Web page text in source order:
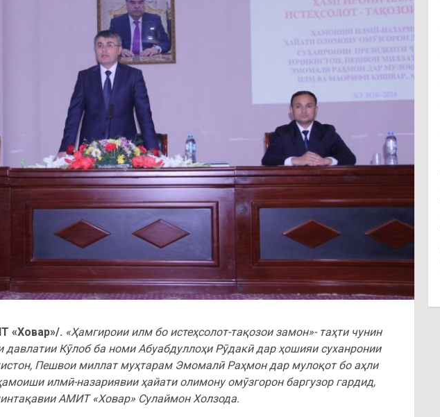
«Ховар»/. «Ҳамгироии илм бо истеҳсолот-тақозои замон»- таҳти чунин
Кӯлоб ба номи Абуабдуллоҳи Рӯдакӣ дар ҳошияи суханронии
Пешвои миллат муҳтарам Эмомалӣ Раҳмон дар мулоқот бо аҳли
илмӣ-назариявии ҳайати олимону омӯзгорон баргузор гардид,
АМИТ «Ховар» Сулаймон Холзода.